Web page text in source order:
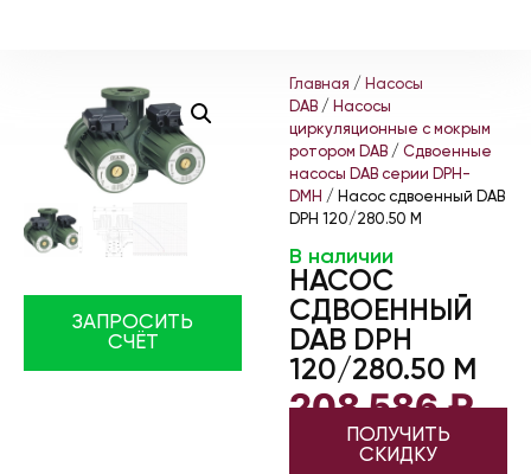
ЗАПРОСИТЬ
СЧЁТ
Главная / Насосы
DAB / Насосы
циркуляционные с мокрым
ротором DAB / Сдвоенные
насосы DAB серии DPH-
DMH / Насос сдвоенный DAB
DPH 120/280.50 M
В наличии
НАСОС
СДВОЕННЫЙ
DAB DPH
120/280.50 M
208 586₽
ПОЛУЧИТЬ
СКИДКУ